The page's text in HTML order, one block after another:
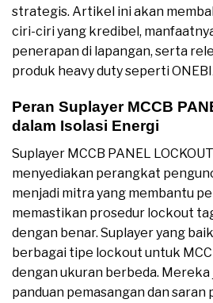
strategis. Artikel ini akan
ciri-ciri yang kredibel,
penerapan di lapangan, serta
produk heavy duty seperti
Peran Suplayer MCCB
dalam Isolasi Energi
Suplayer MCCB PANEL
menyediakan perangkat
menjadi mitra yang membantu
memastikan prosedur lockout
dengan benar. Suplayer yang
berbagai tipe lockout untuk
dengan ukuran berbeda.
panduan pemasangan dan saran